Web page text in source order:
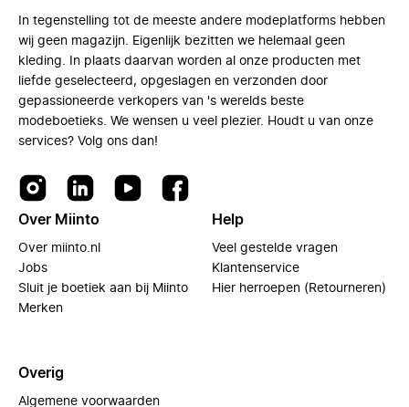
In tegenstelling tot de meeste andere modeplatforms hebben
wij geen magazijn. Eigenlijk bezitten we helemaal geen
kleding. In plaats daarvan worden al onze producten met
liefde geselecteerd, opgeslagen en verzonden door
gepassioneerde verkopers van 's werelds beste
modeboetieks. We wensen u veel plezier. Houdt u van onze
services? Volg ons dan!
Over Miinto
Over miinto.nl
Jobs
Sluit je boetiek aan bij Miinto
Merken
Help
Veel gestelde vragen
Klantenservice
Hier herroepen (Retourneren)
Overig
Algemene voorwaarden